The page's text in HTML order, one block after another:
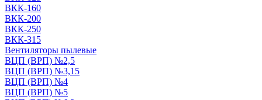
ВКК-160
ВКК-200
ВКК-250
ВКК-315
Вентиляторы пылевые
ВЦП (ВРП) №2,5
ВЦП (ВРП) №3,15
ВЦП (ВРП) №4
ВЦП (ВРП) №5